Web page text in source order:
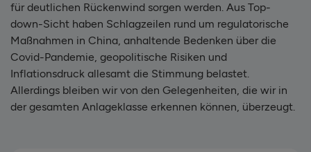
für deutlichen Rückenwind sorgen werden. Aus Top-
down-Sicht haben Schlagzeilen rund um regulatorische
Maßnahmen in China, anhaltende Bedenken über die
Covid-Pandemie, geopolitische Risiken und
Inflationsdruck allesamt die Stimmung belastet.
Allerdings bleiben wir von den Gelegenheiten, die wir in
der gesamten Anlageklasse erkennen können, überzeugt.